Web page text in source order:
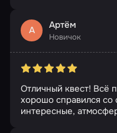
А Артём
Новичок
Отличный квест! Всё
хорошо справился со
интересные,